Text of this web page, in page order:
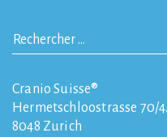
Cranio Suisse®
Hermetschloostrasse 70/
8048 Zurich